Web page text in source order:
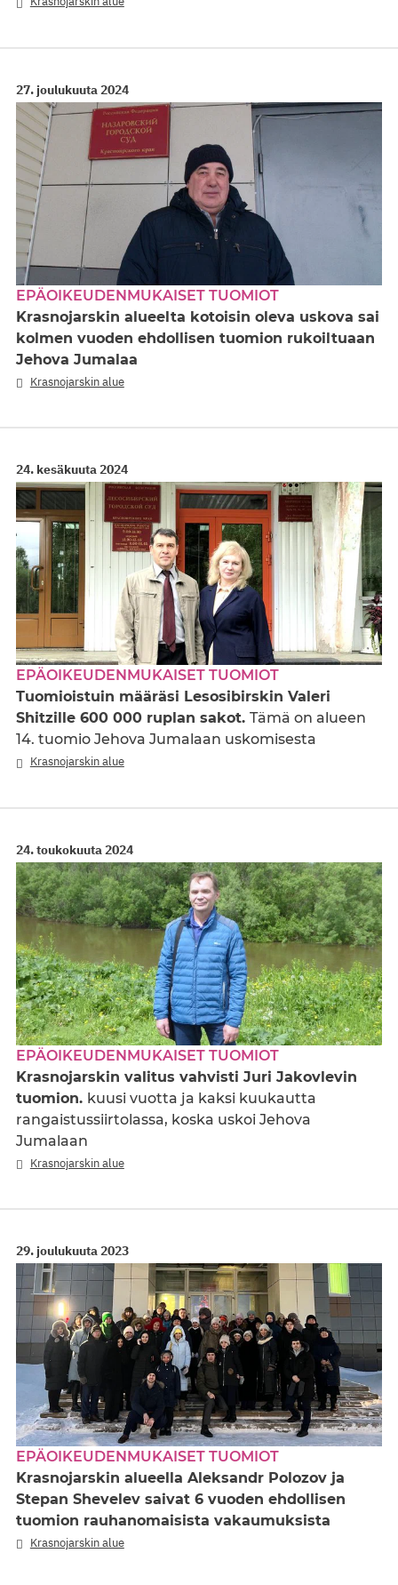
27. joulukuuta 2024
EPÄOIKEUDENMUKAISET TUOMIOT
Krasnojarskin alueelta kotoisin oleva uskova sai
kolmen vuoden ehdollisen tuomion rukoiltuaan
Jehova Jumalaa
Krasnojarskin alue
24. kesäkuuta 2024
EPÄOIKEUDENMUKAISET TUOMIOT
Tuomioistuin määräsi Lesosibirskin Valeri
Shitzille 600 000 ruplan sakot. Tämä on alueen
14. tuomio Jehova Jumalaan uskomisesta
Krasnojarskin alue
24. toukokuuta 2024
EPÄOIKEUDENMUKAISET TUOMIOT
Krasnojarskin valitus vahvisti Juri Jakovlevin
tuomion. kuusi vuotta ja kaksi kuukautta
rangaistussiirtolassa, koska uskoi Jehova
Jumalaan
Krasnojarskin alue
29. joulukuuta 2023
EPÄOIKEUDENMUKAISET TUOMIOT
Krasnojarskin alueella Aleksandr Polozov ja
Stepan Shevelev saivat 6 vuoden ehdollisen
tuomion rauhanomaisista vakaumuksista
Krasnojarskin alue